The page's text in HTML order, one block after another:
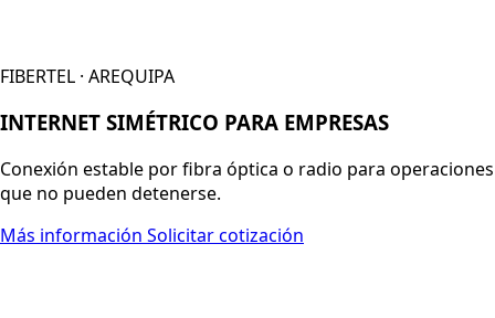
FIBERTEL · AREQUIPA
INTERNET SIMÉTRICO PARA EMPRESAS
Conexión estable por fibra óptica o radio para operaciones
que no pueden detenerse.
Más información Solicitar cotización